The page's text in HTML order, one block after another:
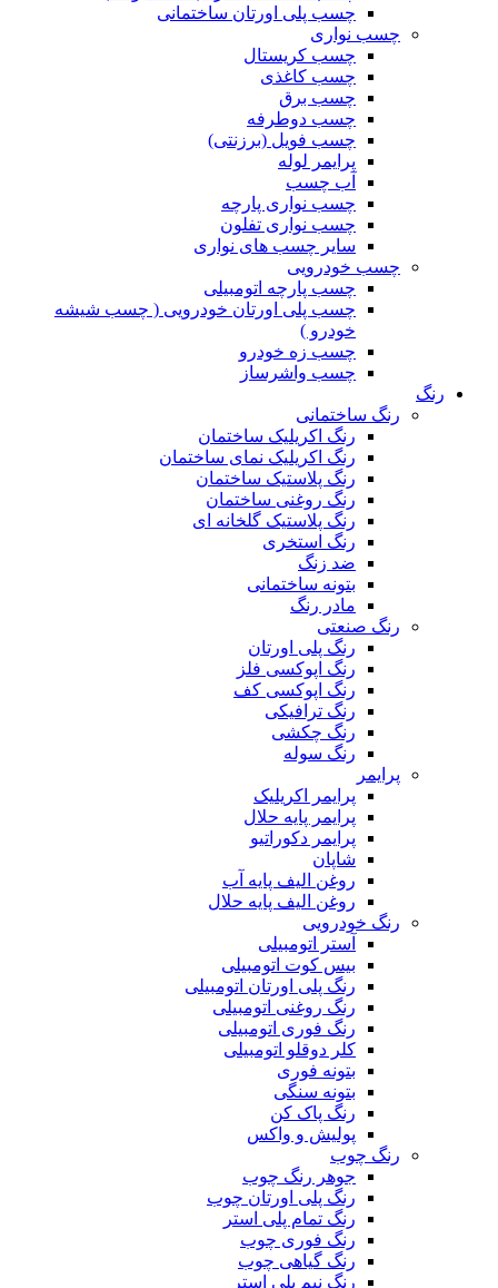
چسب پلی اورتان ساختمانی
چسب نواری
چسب کریستال
چسب کاغذی
چسب برق
چسب دوطرفه
چسب فویل (برزنتی)
پرایمر لوله
آب چسب
چسب نواری پارچه
چسب نواری تفلون
سایر چسب های نواری
چسب خودرویی
چسب پارچه اتومبیلی
چسب پلی اورتان خودرویی ( چسب شیشه
خودرو )
چسب زه خودرو
چسب واشرساز
رنگ
رنگ ساختمانی
رنگ اکریلیک ساختمان
رنگ اکریلیک نمای ساختمان
رنگ پلاستیک ساختمان
رنگ روغنی ساختمان
رنگ پلاستیک گلخانه ای
رنگ استخری
ضد زنگ
بتونه ساختمانی
مادر رنگ
رنگ صنعتی
رنگ پلی اورتان
رنگ اپوکسی فلز
رنگ اپوکسی کف
رنگ ترافیکی
رنگ چکشی
رنگ سوله
پرایمر
پرایمر اکریلیک
پرایمر پایه حلال
پرایمر دکوراتیو
شاپان
روغن الیف پایه آب
روغن الیف پایه حلال
رنگ خودرویی
آستر اتومبیلی
بیس کوت اتومبیلی
رنگ پلی اورتان اتومبیلی
رنگ روغنی اتومبیلی
رنگ فوری اتومبیلی
کلر دوقلو اتومبیلی
بتونه فوری
بتونه سنگی
رنگ پاک کن
پولیش و واکس
رنگ چوب
جوهر رنگ چوب
رنگ پلی اورتان چوب
رنگ تمام پلی استر
رنگ فوری چوب
رنگ گیاهی چوب
رنگ نیم پلی استر